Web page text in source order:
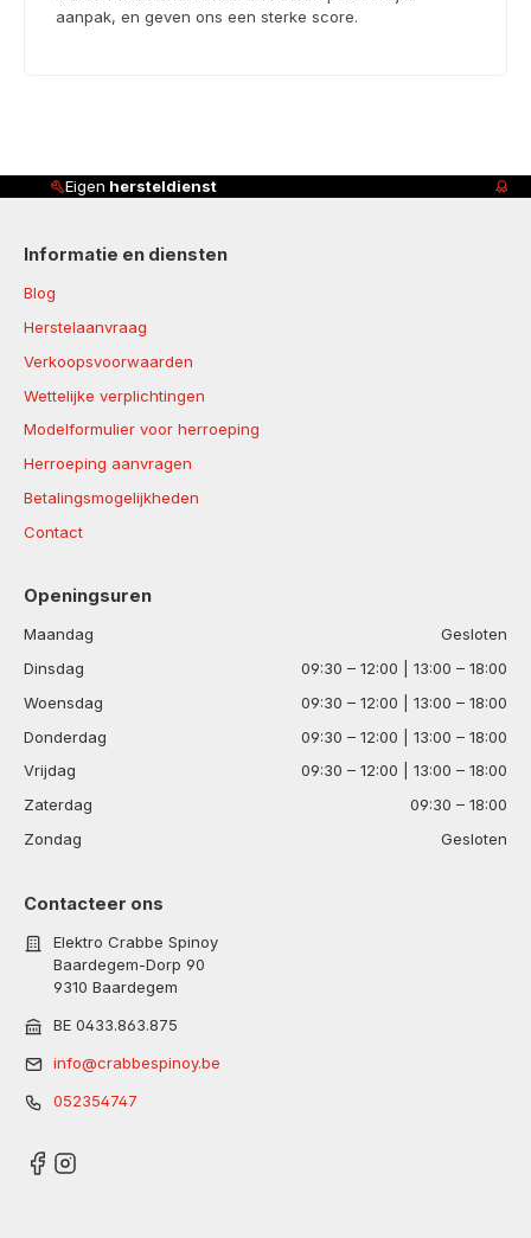
aanpak, en geven ons een sterke score.
Klanten beoordelen ons met
Informatie en diensten
Blog
Herstelaanvraag
Verkoopsvoorwaarden
Wettelijke verplichtingen
Modelformulier voor herroeping
Herroeping aanvragen
Betalingsmogelijkheden
Contact
Openingsuren
Maandag
Gesloten
Dinsdag
09:30 – 12:00 | 13:00 – 18:00
Woensdag
09:30 – 12:00 | 13:00 – 18:00
Donderdag
09:30 – 12:00 | 13:00 – 18:00
Vrijdag
09:30 – 12:00 | 13:00 – 18:00
Zaterdag
09:30 – 18:00
Zondag
Gesloten
Contacteer ons
Elektro Crabbe Spinoy
Baardegem-Dorp 90
9310 Baardegem
BE 0433.863.875
info@crabbespinoy.be
052354747